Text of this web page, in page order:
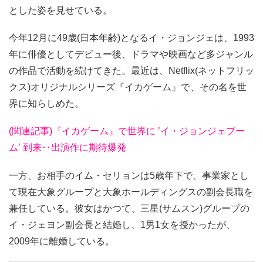
とした姿を見せている。
今年12月に49歳(日本年齢)となるイ・ジョンジェは、1993
年に俳優としてデビュー後、ドラマや映画など多ジャンル
の作品で活動を続けてきた。最近は、Netflix(ネットフリッ
クス)オリジナルシリーズ『イカゲーム』で、その名を世
界に知らしめた。
(関連記事)『イカゲーム』で世界に ’イ・ジョンジェブー
ム’ 到来‥出演作に期待爆発
一方、お相手のイム・セリョンは5歳年下で、事業家とし
て現在大象グループと大象ホールディングスの副会長職を
兼任している。彼女はかつて、三星(サムスン)グループの
イ・ジェヨン副会長と結婚し、1男1女を授かったが、
2009年に離婚している。